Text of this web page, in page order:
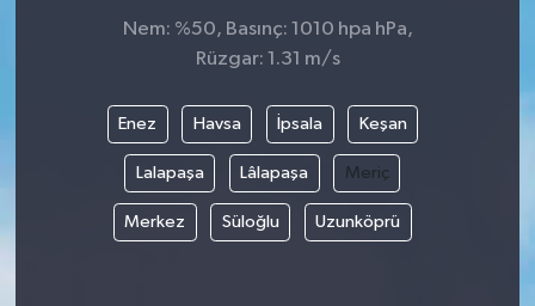
Nem: %50, Basınç: 1010 hpa hPa,
Rüzgar: 1.31 m/s
Enez Havsa İpsala Keşan
Lalapaşa Lâlapaşa Meriç
Merkez Süloğlu Uzunköprü
Bilim, Teknoloji